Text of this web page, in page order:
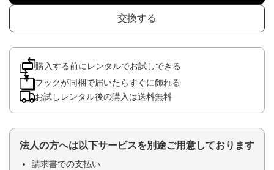
交換する
購入する前にレンタルでお試しできる
フックが同梱で届いたらすぐに飾れる
お試しレンタル後の購入は送料無料
法人の方へは以下サービスを別途ご用意しております
請求書での支払い